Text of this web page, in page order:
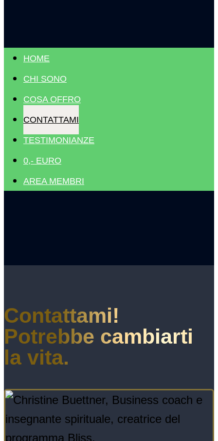
HOME
CHI SONO
COSA OFFRO
CONTATTAMI
TESTIMONIANZE
0,- EURO
AREA MEMBRI
Contattami!
Potrebbe cambiarti
la vita.